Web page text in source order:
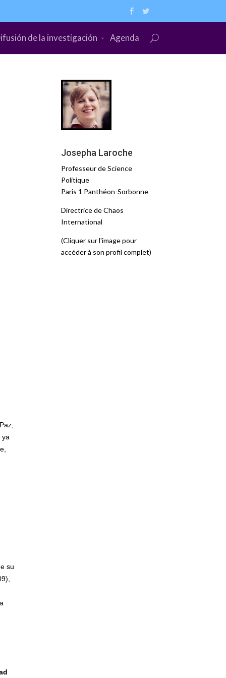
de la investigación Agenda
ya
su
Josepha Laroche
Professeur de Science
Politique
Paris 1 Panthéon-Sorbonne
Directrice de Chaos
International
(Cliquer sur l'image pour
accéder à son profil complet)